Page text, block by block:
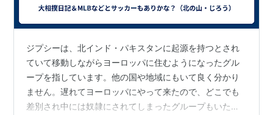
となってきた。
Egyptian
複数形ロマ。ロマニー語で「人間」の意
もともとは「牧畜遊牧民」の意
ジプシーは、北インド・パキスタンに起源を持つとされ
ていて移動しながらヨーロッパに住むようになったグル
ープを指しています。他の国や地域にもいて良く分かり
ません。遅れてヨーロッパにやって来たので、どこでも
差別され中には奴隷にされてしまったグループもいたよ